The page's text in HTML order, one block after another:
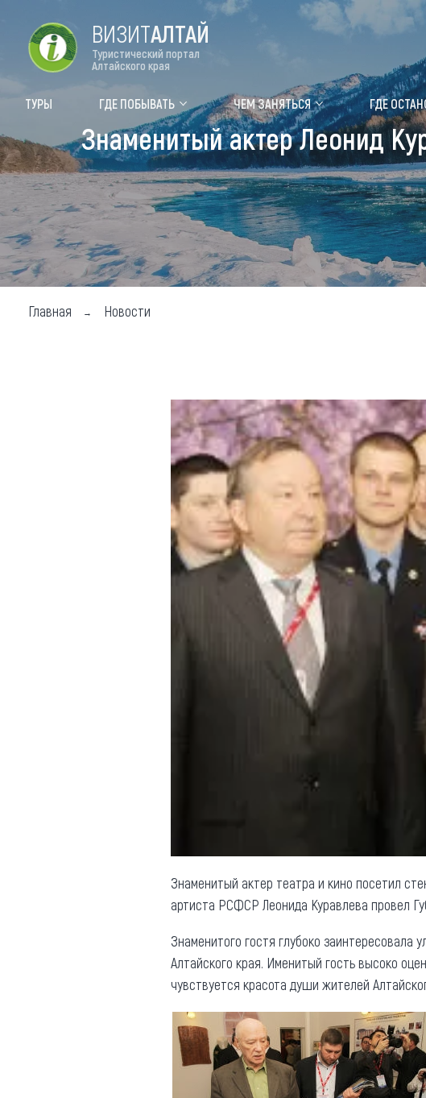
Форум VISIT ALTAI Цветение
Туры Где
Объекты природы
Объекты истории
Объекты
Топ
Придорожные кафе
Новости
Что
Другие рубрики
ВИЗИТАЛТАЙ
Туристический портал
Алтайского края
ТУРЫ ГДЕ ПОБЫВАТЬ ЧЕМ ЗАНЯТЬСЯ ГДЕ
Знаменитый актер Леонид
Главная Новости
Знаменитый актер театра и кино посетил
артиста РСФСР Леонида Куравлева провел
Знаменитого гостя глубоко заинтересовала
Алтайского края. Именитый гость высоко
чувствуется красота души жителей